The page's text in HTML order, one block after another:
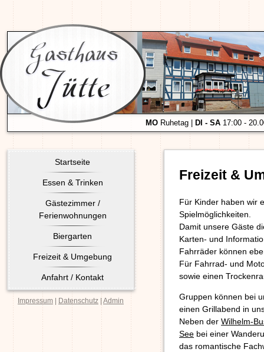
MO Ruhetag | DI - SA 17:00 -
Startseite
Essen & Trinken
Gästezimmer /
Ferienwohnungen
Biergarten
Freizeit & Umgebung
Anfahrt / Kontakt
Impressum Datenschutz |Admin
Freizeit &
Für Kinder haben wir
Spielmöglichkeiten.
Damit unsere Gäste
Karten- und
Fahrräder können
Für Fahrrad- und
sowie einen
Gruppen können bei
einen Grillabend in
Neben der Wilhelm-
See bei einer
das romantische